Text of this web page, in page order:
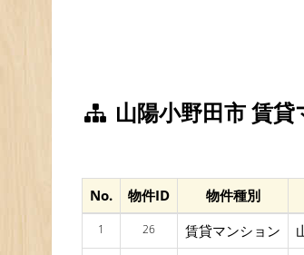
山陽小野田市 賃
No. 物件ID 物件種別
1 26 賃貸マンション